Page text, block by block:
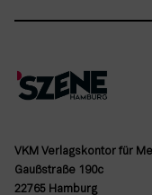
VKM Verlagskontor für
Gaußstraße 190c
22765 Hamburg